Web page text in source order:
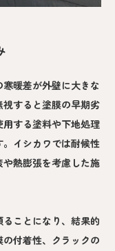
暖差が外壁に大きな
すると塗膜の早期劣
する塗料や下地処理
イシカワでは耐候性
熱膨張を考慮した施
ことになり、結果的
付着性、クラックの